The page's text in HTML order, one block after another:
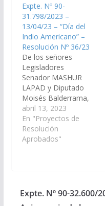
la historia, derechos y
cultura de los Pueblos
Originarios del
Departamento de
Rivadavia y de toda la
Provincia…
Expte. Nº 90-
31.798/2023 –
13/04/23 – “Día del
Indio Americano” –
Resolución Nº 36/23
De los señores
Legisladores
Senador MASHUR
LAPAD y Diputado
Moisés Balderrama,
declarando de interés
de esta Cámara de
Senadores el “Día del
Indio Americano” que
los Pueblos Originarios
del Departamento de
abril 13, 2023
En "Proyectos de
Resolución
Aprobados"
Expte. Nº 90-32.600/